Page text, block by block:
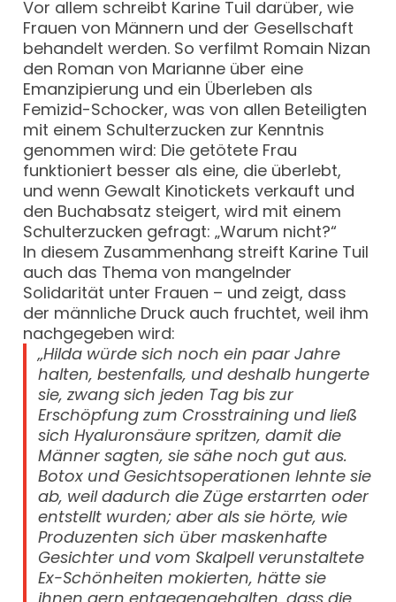
Vor allem schreibt Karine Tuil darüber, wie
Frauen von Männern und der Gesellschaft
behandelt werden. So verfilmt Romain Nizan
den Roman von Marianne über eine
Emanzipierung und ein Überleben als
Femizid-Schocker, was von allen Beteiligten
mit einem Schulterzucken zur Kenntnis
genommen wird: Die getötete Frau
funktioniert besser als eine, die überlebt,
und wenn Gewalt Kinotickets verkauft und
den Buchabsatz steigert, wird mit einem
Schulterzucken gefragt: „Warum nicht?“
In diesem Zusammenhang streift Karine Tuil
auch das Thema von mangelnder
Solidarität unter Frauen – und zeigt, dass
der männliche Druck auch fruchtet, weil ihm
nachgegeben wird:
„Hilda würde sich noch ein paar Jahre
halten, bestenfalls, und deshalb hungerte
sie, zwang sich jeden Tag bis zur
Erschöpfung zum Crosstraining und ließ
sich Hyaluronsäure spritzen, damit die
Männer sagten, sie sähe noch gut aus.
Botox und Gesichtsoperationen lehnte sie
ab, weil dadurch die Züge erstarrten oder
entstellt wurden; aber als sie hörte, wie
Produzenten sich über maskenhafte
Gesichter und vom Skalpell verunstaltete
Ex-Schönheiten mokierten, hätte sie